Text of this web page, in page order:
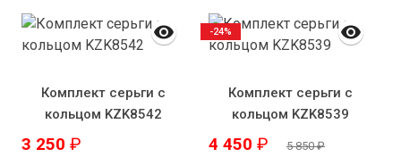
Комплект серьги с
кольцом KZK8542
3 250 ₽
Комплект серьги с
кольцом KZK8539
4 450 ₽ 5 850₽
-24%